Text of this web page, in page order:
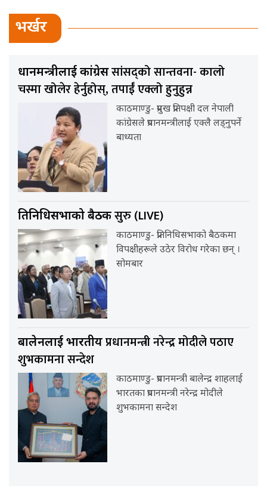
भर्खर
प्रधानमन्त्रीलाई कांग्रेससांसद्को सान्तवना- कालो
चस्मा खोलेर हेर्नुहोस्, तपाईँ एक्लो हुनुहुन्न
काठमाण्डु- प्रमुख प्रतिपक्षी दल नेपाली
कांग्रेसले प्रधानमन्त्रीलाई एक्लै लड्नुपर्ने
बाध्यता
प्रतिनिधिसभाको बैठकसुरु (LIVE)
काठमाण्डु- प्रतिनिधिसभाको बैठकमा
विपक्षीहरूले उठेर विरोध गरेका छन् ।
सोमबार
बालेनलाई भारतीयप्रधानमन्त्री नरेन्द्र मोदीले पठाए
शुभकामना सन्देश
काठमाण्डु- प्रधानमन्त्री बालेन्द्र शाहलाई
भारतका प्रधानमन्त्री नरेन्द्र मोदीले
शुभकामना सन्देश